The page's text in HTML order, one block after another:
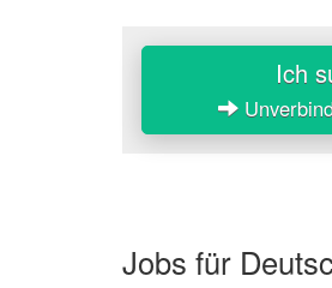
Ich
Jobs für